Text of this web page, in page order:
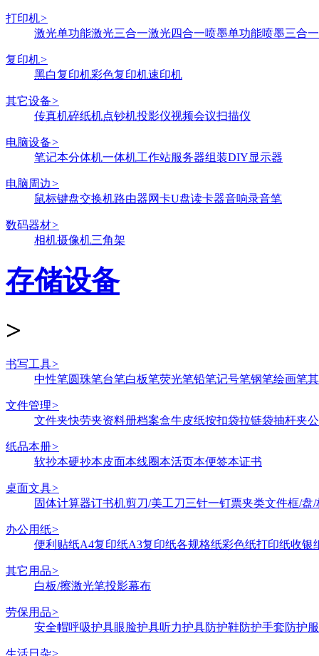
打印机>
激光单功能激光三合一激光四合一喷墨单功能喷墨三合一
复印机>
黑白复印机彩色复印机速印机
其它设备>
传真机碎纸机点钞机投影仪视频会议扫描仪
电脑设备>
笔记本分体机一体机工作站服务器组装DIY显示器
电脑周边>
鼠标键盘交换机路由器网卡U盘读卡器音响录音笔
数码器材>
相机摄像机三角架
存储设备
>
书写工具>
中性笔圆珠笔台笔白板笔荧光笔铅笔记号笔钢笔绘画笔
文件管理>
文件夹快劳夹资料册档案盒牛皮纸按扣袋拉链袋抽杆夹
纸品本册>
软抄本硬抄本皮面本线圈本活页本便签本证书
桌面文具>
固体计算器订书机剪刀/美工刀三针一钉票夹类文件框/盘/
办公用纸>
便利贴纸A4复印纸A3复印纸各规格纸彩色纸打印纸收银
其它用品>
白板/擦激光笔投影幕布
劳保用品>
安全帽呼吸护具眼脸护具听力护具防护鞋防护手套防护服
生活日杂>